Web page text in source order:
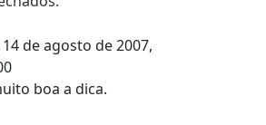
14 de agosto de 2007,
boa a dica.